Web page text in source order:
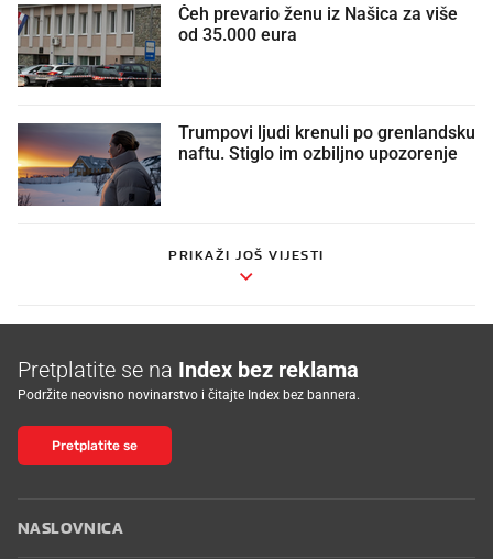
Čeh prevario ženu iz Našica za više
od 35.000 eura
Trumpovi ljudi krenuli po grenlandsku
naftu. Stiglo im ozbiljno upozorenje
PRIKAŽI JOŠ VIJESTI
Pretplatite se na Index bez reklama
Podržite neovisno novinarstvo i čitajte Index bez bannera.
Pretplatite se
NASLOVNICA